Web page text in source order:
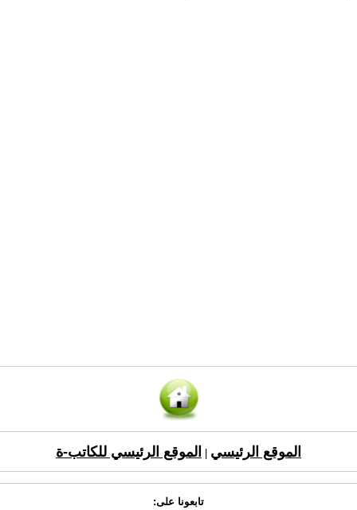
الموقع الرئيسي الموقع الرئيسي للكاتب-ة
تابعونا على: